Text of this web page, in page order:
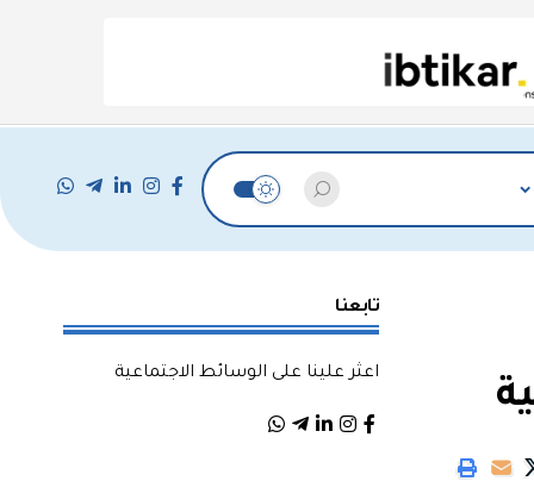
تابعنا
اعثر علينا على الوسائط الاجتماعية